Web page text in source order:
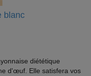
blanc
diététique
d'œuf. Elle satisfera vos